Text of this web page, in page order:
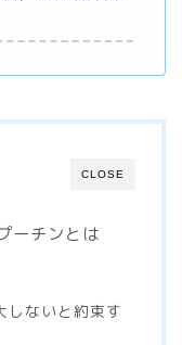
CLOSE
ーチンとは
しないと約束す